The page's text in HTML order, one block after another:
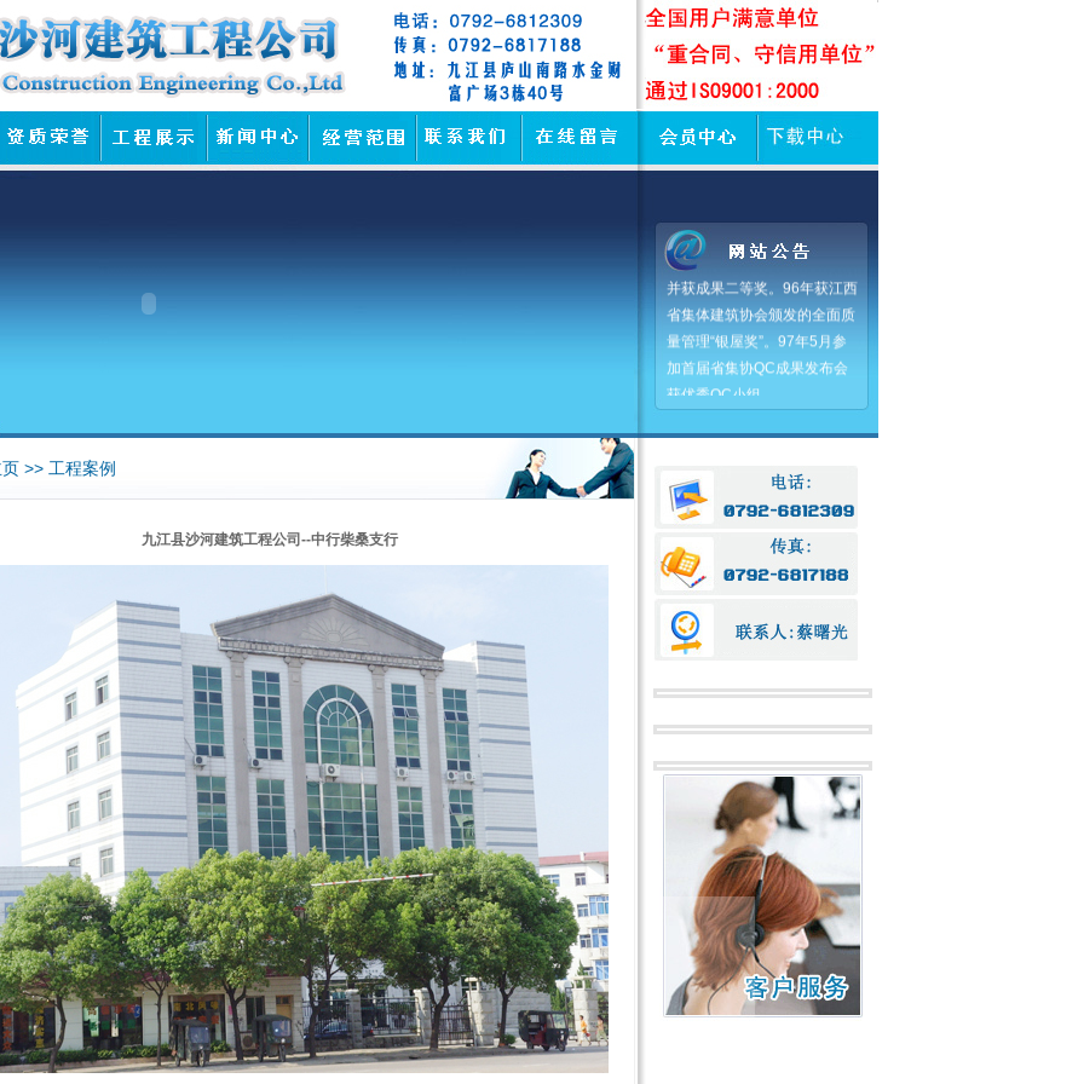
司起步早、收益大。94、95连
续两年获农业部QC优秀小组
并获成果二等奖。96年获江西
省集体建筑协会颁发的全面质
量管理“银屋奖”。97年5月参
加首届省集协QC成果发布会
获优秀QC小组。
>> 工程案例
九江县沙河建筑工程公司--中行柴桑支行